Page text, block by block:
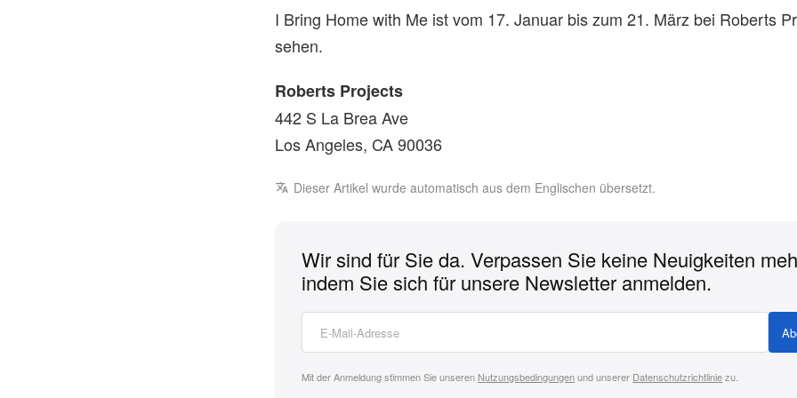
I Bring Home with Me ist vom 17. Januar bis zum 21. März bei Roberts
sehen.
Roberts Projects
442 S La Brea Ave
Los Angeles, CA 90036
Dieser Artikel wurde automatisch aus dem Englischen übersetzt.
Wir sind für Sie da. Verpassen Sie keine Neuigkeiten
indem Sie sich für unsere Newsletter anmelden.
Mit der Anmeldung stimmen Sie unseren Nutzungsbedingungenund unserer Datenschutzrichtliniezu.